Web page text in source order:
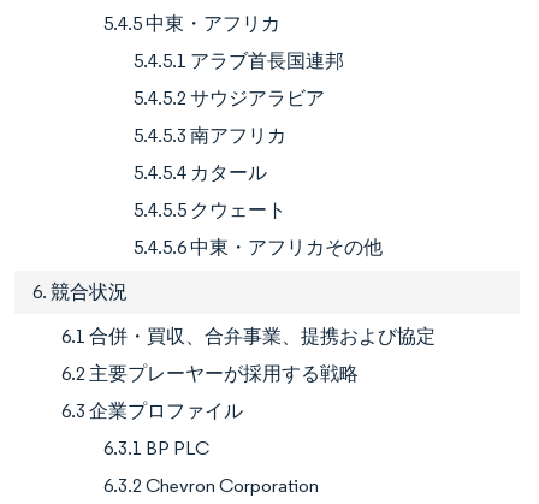
5.4.5 中東・アフリカ
5.4.5.1 アラブ首長国連邦
5.4.5.2 サウジアラビア
5.4.5.3 南アフリカ
5.4.5.4 カタール
5.4.5.5 クウェート
5.4.5.6 中東・アフリカその他
6. 競合状況
6.1 合併・買収、合弁事業、提携および協定
6.2 主要プレーヤーが採用する戦略
6.3 企業プロファイル
6.3.1 BP PLC
6.3.2 Chevron Corporation